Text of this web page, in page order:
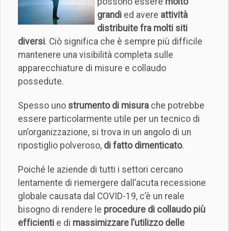
grandi ed avere attività
distribuite fra molti siti
diversi. Ciò significa che è sempre più difficile
mantenere una visibilità completa sulle
apparecchiature di misure e collaudo
possedute.
Spesso uno strumento di misura che potrebbe
essere particolarmente utile per un tecnico di
un’organizzazione, si trova in un angolo di un
ripostiglio polveroso, di fatto dimenticato.
Poiché le aziende di tutti i settori cercano
lentamente di riemergere dall’acuta recessione
globale causata dal COVID-19, c’è un reale
bisogno di rendere le procedure di collaudo più
efficienti e di massimizzare l’utilizzo delle